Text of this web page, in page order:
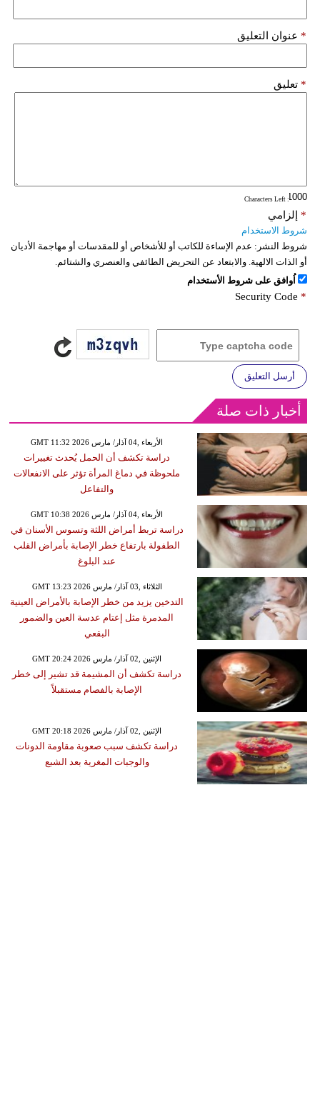
عنوان التعليق *
تعليق *
: Characters Left
إلزامي *
شروط الاستخدام
شروط النشر: عدم الإساءة للكاتب أو للأشخاص أو للمقدسات أو مهاجمة الأديان
أو الذات الالهية. والابتعاد عن التحريض الطائفي والعنصري والشتائم.
اُوافق على شروط الأستخدام
Security Code *
أرسل التعليق
أخبار ذات صلة
GMT 11:32 2026 الأربعاء ,04 آذار/ مارس
دراسة تكشف أن الحمل يُحدث تغييرات
ملحوظة في دماغ المرأة تؤثر على الانفعالات
والتفاعل
GMT 10:38 2026 الأربعاء ,04 آذار/ مارس
دراسة تربط أمراض اللثة وتسوس الأسنان في
الطفولة بارتفاع خطر الإصابة بأمراض القلب
عند البلوغ
GMT 13:23 2026 الثلاثاء ,03 آذار/ مارس
التدخين يزيد من خطر الإصابة بالأمراض العينية
المدمرة مثل إعتام عدسة العين والضمور
البقعي
GMT 20:24 2026 الإثنين ,02 آذار/ مارس
دراسة تكشف أن المشيمة قد تشير إلى خطر
الإصابة بالفصام مستقبلاً
GMT 20:18 2026 الإثنين ,02 آذار/ مارس
دراسة تكشف سبب صعوبة مقاومة الدونات
والوجبات المغرية بعد الشبع